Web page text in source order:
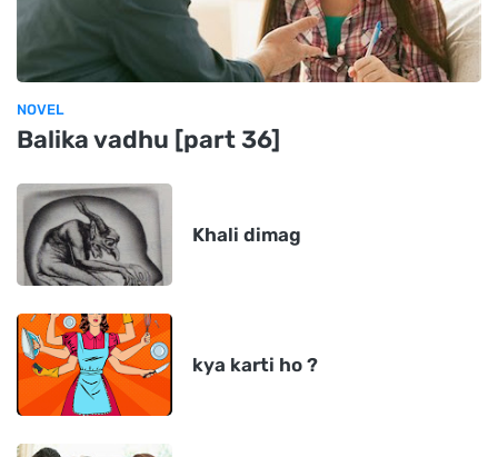
NOVEL
Balika vadhu [part 36]
Khali dimag
kya karti ho ?